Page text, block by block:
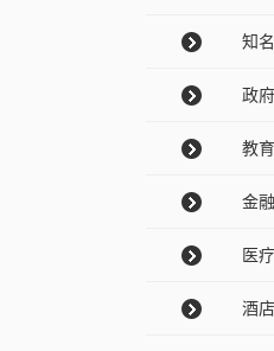
知
政
教
金
医
酒